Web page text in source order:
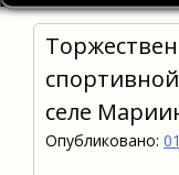
селе
Опубликовано: